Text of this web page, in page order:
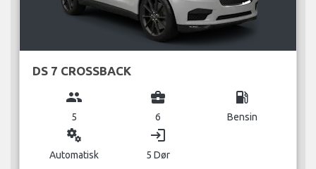
DS 7 CROSSBACK
group
5
business_center
6
local_gas_station
Bensin
miscellaneous_services
Automatisk
login
5 Dør